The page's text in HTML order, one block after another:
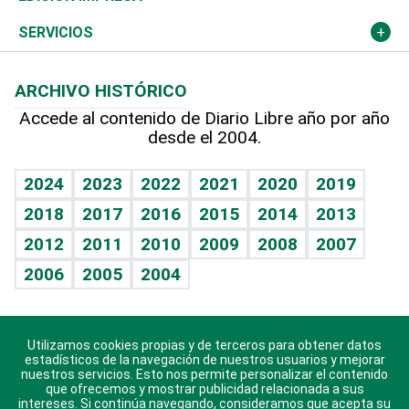
Resto del mundo
Economía personal
Podcast Arte Libre
Hablando con el pediatra
Vida y familia
Eñe
Celebrando la vida
Sin complejos
En pocas palabras
Escuchando al corazón
Economía Personal
Más deportes
Línea de hit
TBT Deportivo
Columnistas
Más firmas
Cambio climático
Opinión
Hecho en casa
Guía del dinero
SERVICIOS
Cumpleaños
Horóscopos
Crucigramas
ARCHIVO HISTÓRICO
Accede al contenido de Diario Libre año por año
desde el 2004.
2024 2023 2022 2021 2020
2019
2018
2017 2016 2015 2014
2013
2012
2011 2010 2009 2008
2007
2006
2005 2004
Descarga nuestras aplicaciones para Android, iOS y
sistema Huawei.
Utilizamos cookies propias y de terceros para obtener datos
estadísticos de la navegación de nuestros usuarios y mejorar
nuestros servicios. Esto nos permite personalizar el contenido
que ofrecemos y mostrar publicidad relacionada a sus
intereses. Si continúa navegando, consideramos que acepta su